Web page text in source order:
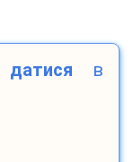
датися в